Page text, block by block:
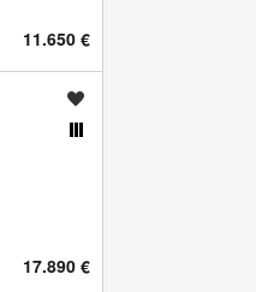
11.650 €
17.890 €